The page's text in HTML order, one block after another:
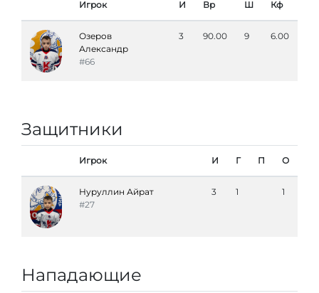
Игрок И Вр Ш Кф
Озеров
Александр
#66
3 90.00 9 6.00
Защитники
Игрок И Г П О
Нуруллин Айрат
#27
3 1 1
Нападающие